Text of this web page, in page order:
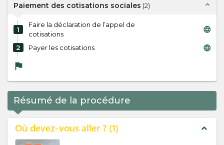
Paiement des cotisations sociales (2) expand_less
1
Faire la déclaration de l’appel de
cotisations
language
2 Payer les cotisations language
flag
Résumé de la procédure
Où devez-vous aller ? 1 expand_less